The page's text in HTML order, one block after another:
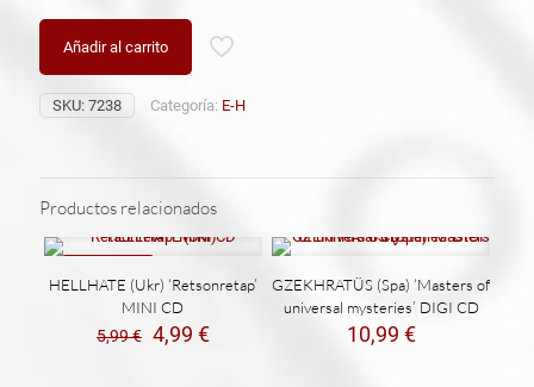
Añadir al carrito
SKU: 7238 Categoría: E-H
Productos relacionados
HELLHATE (Ukr) ‘Retsonretap’
MINI CD
5,99€ El
4,99 €El
GZEKHRATÜS (Spa) ‘Masters of
universal mysteries’ DIGI CD
10,99 €